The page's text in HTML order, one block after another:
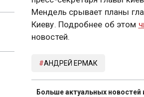
Мендель срывает планы
Киеву. Подробнее об этом
новостей.
АНДРЕЙ ЕРМАК
Больше актуальных новостей